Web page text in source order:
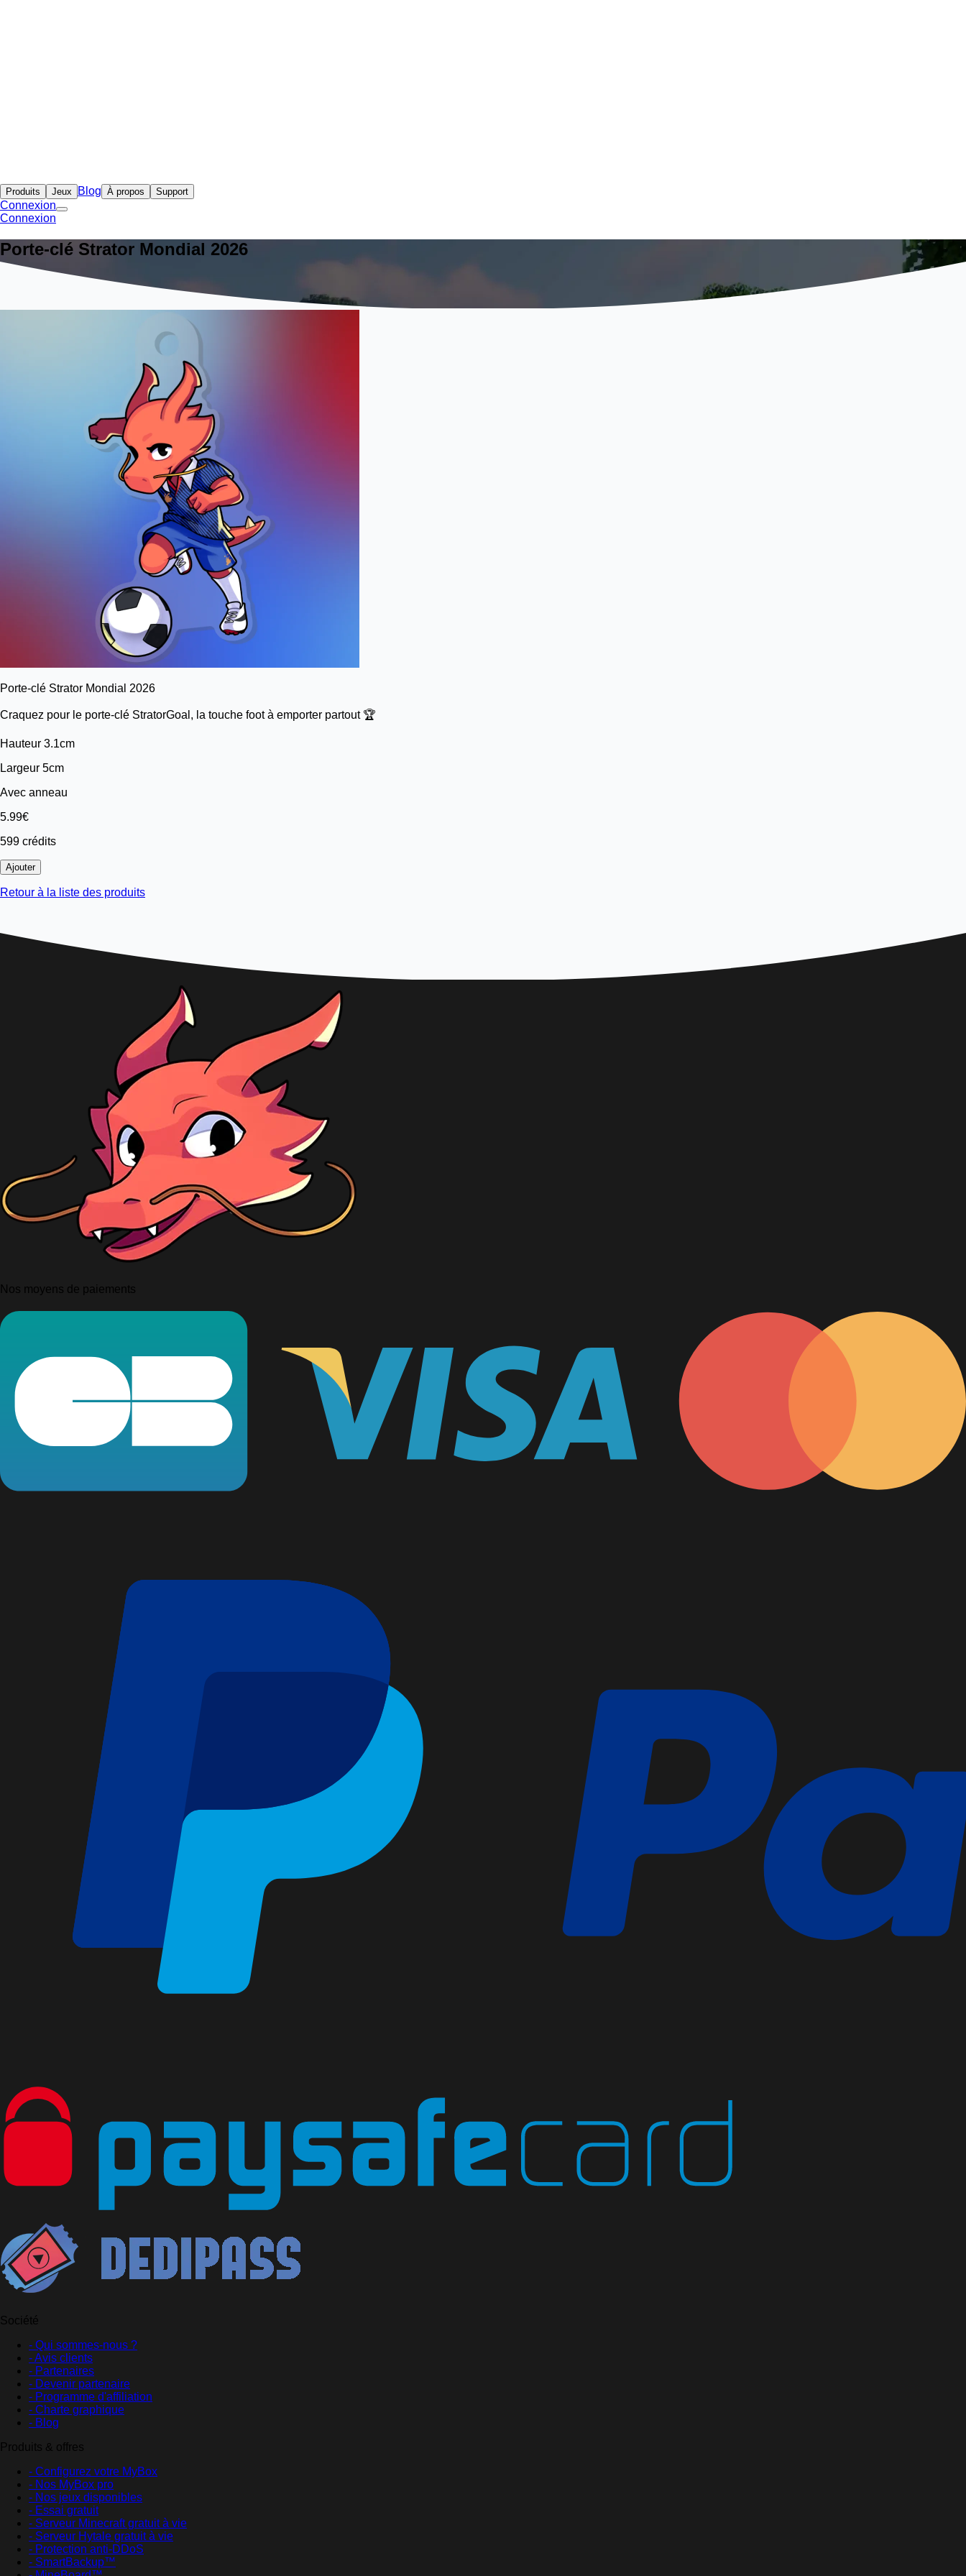
Produits Jeux Blog À propos Support
Connexion
Connexion
Porte-clé Strator Mondial 2026
Porte-clé Strator Mondial 2026
Craquez pour le porte-clé StratorGoal, la touche foot à emporter partout 🏆
Hauteur 3.1cm
Largeur 5cm
Avec anneau
5.99€
599 crédits
Ajouter
Retour à la liste des produits
Nos moyens de paiements
Société
- Qui sommes-nous ?
- Avis clients
- Partenaires
- Devenir partenaire
- Programme d'affiliation
- Charte graphique
- Blog
Produits & offres
- Configurez votre MyBox
- Nos MyBox pro
- Nos jeux disponibles
- Essai gratuit
- Serveur Minecraft gratuit à vie
- Serveur Hytale gratuit à vie
- Protection anti-DDoS
- SmartBackup™